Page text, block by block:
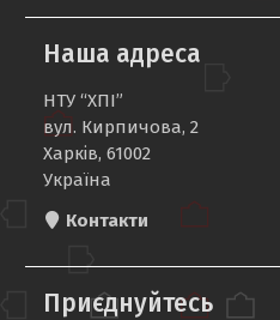
Наша адреса
НТУ “ХПІ”
вул. Кирпичова, 2
Харків, 61002
Україна
Контакти
Приєднуйтесь